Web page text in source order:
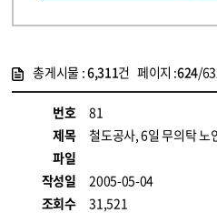
총게시물 :6,311건 페이지 :624/
번호
81
제목
철도공사, 6일 무의탁 노
파일
작성일
2005-05-04
조회수
31,521